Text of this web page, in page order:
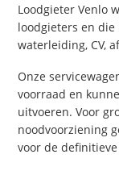
Loodgieter Venlo
loodgieters en
waterleiding, CV,
Onze
voorraad en
uitvoeren. Voor
noodvoorziening
voor de